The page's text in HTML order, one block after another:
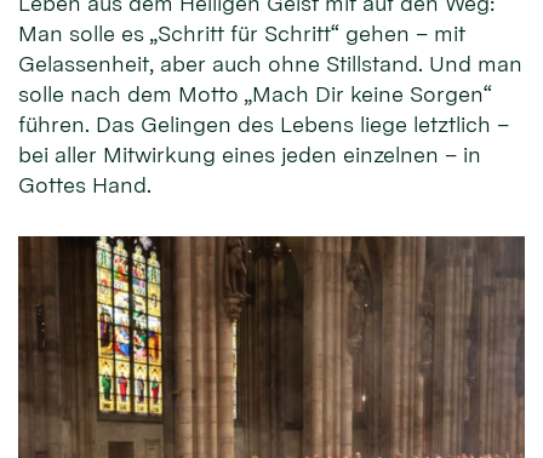
Man solle es „Schritt für Schritt“ gehen – mit
Gelassenheit, aber auch ohne Stillstand. Und man
solle nach dem Motto „Mach Dir keine Sorgen“
führen. Das Gelingen des Lebens liege letztlich –
bei aller Mitwirkung eines jeden einzelnen – in
Gottes Hand.